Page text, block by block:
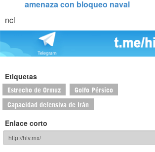
amenaza con bloqueo naval
ncl
Etiquetas
Estrecho de Ormuz Golfo Pérsico
Capacidad defensiva de Irán
Enlace corto